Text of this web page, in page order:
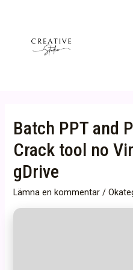
Batch PPT and
Crack tool no
gDrive
Lämna en kommentar /